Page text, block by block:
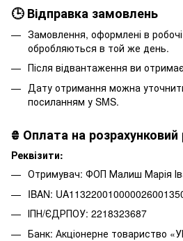
🕒 Відправка замовлень
Замовлення, оформлені в
обробляються в той же день.
Після відвантаження ви
Дату отримання можна
посиланням у SMS.
₴ Оплата на
Реквізити:
Отримувач: ФОП Малиш Марія
IBAN:
ІПН/ЄДРПОУ: 2218323687
Банк: Акціонерне товариство